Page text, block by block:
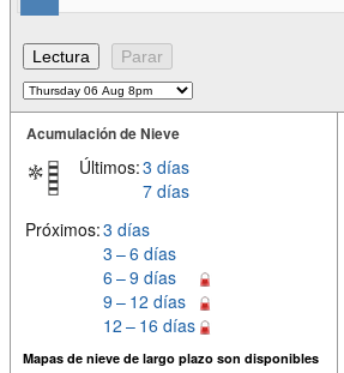
Acumulación de Nieve
Últimos:3 días
7 días
Próximos:3 días
3 – 6 días
6 – 9 días
9 – 12 días
12 – 16 días
Mapas de nieve de largo plazo son disponibles